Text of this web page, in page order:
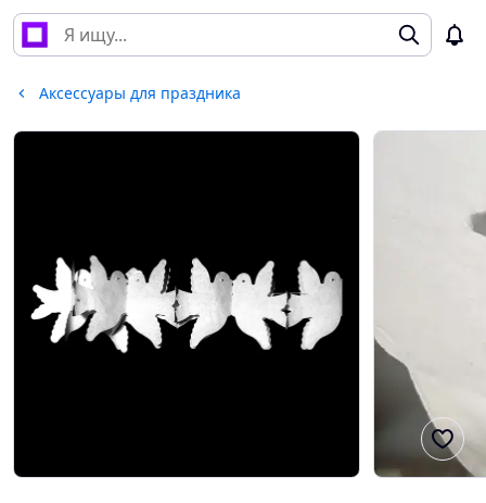
Аксессуары для праздника